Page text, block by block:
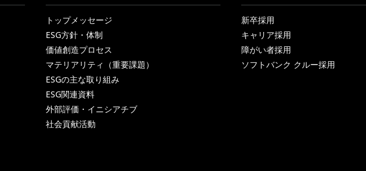
トップメッセージ
ESG方針・体制
価値創造プロセス
マテリアリティ（重要課題）
ESGの主な取り組み
ESG関連資料
外部評価・イニシアチブ
社会貢献活動
新卒採用
キャリア採用
障がい者採用
ソフトバンク クルー採用